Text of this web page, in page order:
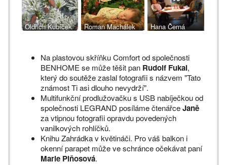
Oldřich Kubíček Roman Machálek Hana Černá
Na plastovou skříňku Comfort od společnosti
BENHOME se může těšit pan Rudolf Fukal,
který do soutěže zaslal fotografii s názvem "Tato
známost Ti asi dlouho nevydrží".
Multifunkční prodlužovačku s USB nabíječkou od
společnosti LEGRAND posíláme čtenářceJaně
za vtipnou fotografii opravdu povedených
vanilkových rohlíčků.
Knihu Zahrádka v květináči. Pro váš balkon i
okenní parapet může ve schránce očekávat paní
Marie Piňosová.